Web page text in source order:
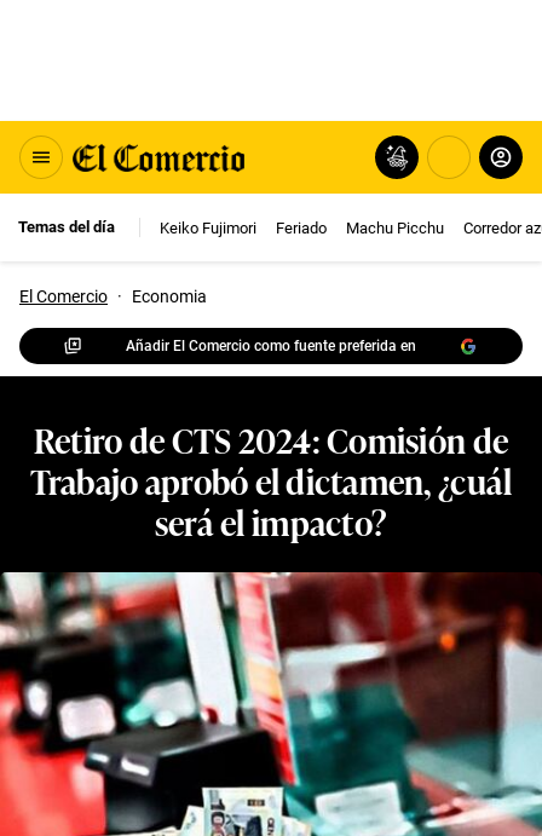
Temas del día Keiko Fujimori Feriado Machu Picchu Corredor
El Comercio · Economia
Añadir El Comercio como fuente preferida en
Retiro de CTS 2024: Comisión de
Trabajo aprobó el dictamen, ¿cuál
será el impacto?